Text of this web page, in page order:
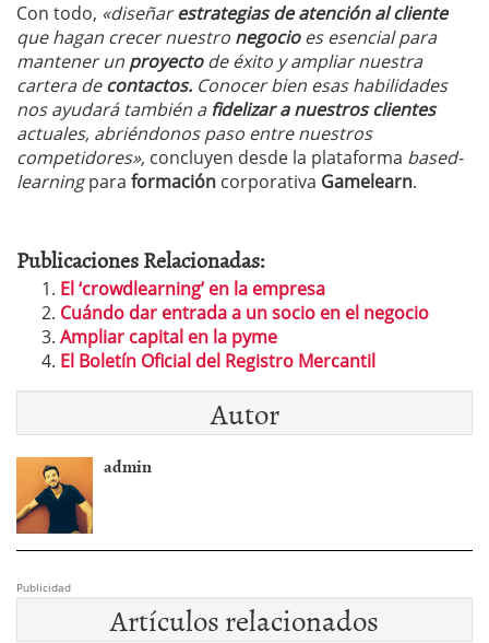
Con todo, «diseñarestrategias de atención al cliente
que hagan crecer nuestro negocioes esencial para
mantener un proyectode éxito y ampliar nuestra
cartera decontactos. Conocer bien esas habilidades
nos ayudará también afidelizar a nuestros clientes
actuales, abriéndonos paso entre nuestros
competidores», concluyen desde la plataforma based-
learningpara formación corporativa Gamelearn.
Publicaciones Relacionadas:
El ‘crowdlearning’ en la empresa
Cuándo dar entrada a un socio en el negocio
Ampliar capital en la pyme
El Boletín Oficial del Registro Mercantil
Autor
admin
Publicidad
Artículos relacionados